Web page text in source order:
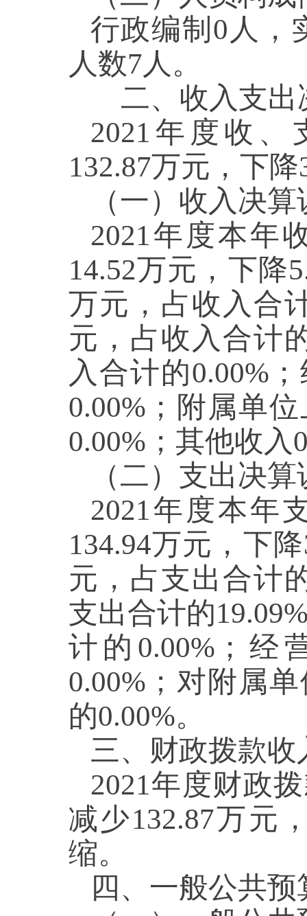
行政编制0人，
人数7人。
二、收入支出
2021年度收、
132.87万元，下降
（一）收入决
2021年度本年
14.52万元，下降
万元，占收入合
元，占收入合计
入合计的0.00%
0.00%；附属单
0.00%；其他收入
（二）支出决
2021年度本年
134.94万元，下
元，占支出合计
支出合计的
计的0.00%；经
0.00%；对附属
的0.00%。
三、财政拨款
2021年度财政
减少132.87万元
缩。
四、一般公共